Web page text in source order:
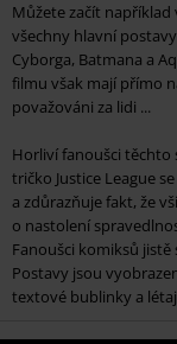
Můžete začít
všechny hlavní
Cyborga, Batmana a
filmu však mají přímo
považováni za lidi ...
Horliví fanoušci
tričko Justice League
a zdůrazňuje fakt, že
o nastolení
Fanoušci komiksů jistě
Postavy jsou
textové bublinky a